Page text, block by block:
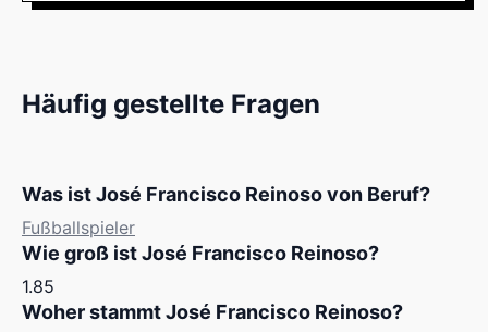
Häufig gestellte Fragen
Was ist José Francisco Reinoso von Beruf?
Fußballspieler
Wie groß ist José Francisco Reinoso?
1.85
Woher stammt José Francisco Reinoso?